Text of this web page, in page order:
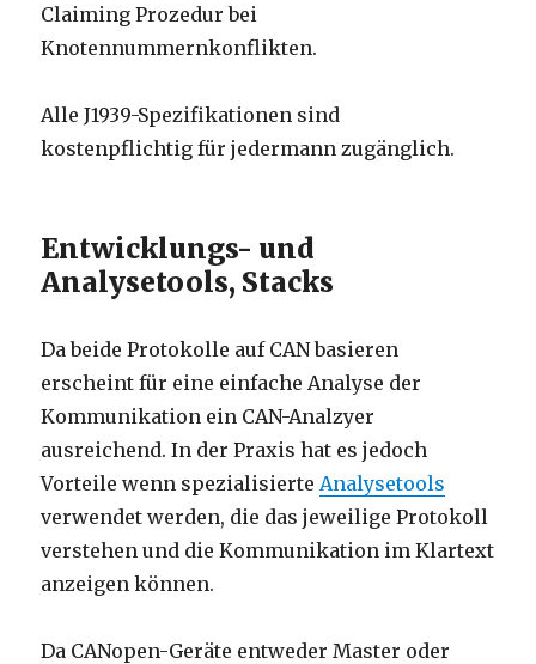
Claiming Prozedur bei
Knotennummernkonflikten.
Alle J1939-Spezifikationen sind
kostenpflichtig für jedermann zugänglich.
Entwicklungs- und
Analysetools, Stacks
Da beide Protokolle auf CAN basieren
erscheint für eine einfache Analyse der
Kommunikation ein CAN-Analzyer
ausreichend. In der Praxis hat es jedoch
Vorteile wenn spezialisierte Analysetools
verwendet werden, die das jeweilige Protokoll
verstehen und die Kommunikation im Klartext
anzeigen können.
Da CANopen-Geräte entweder Master oder